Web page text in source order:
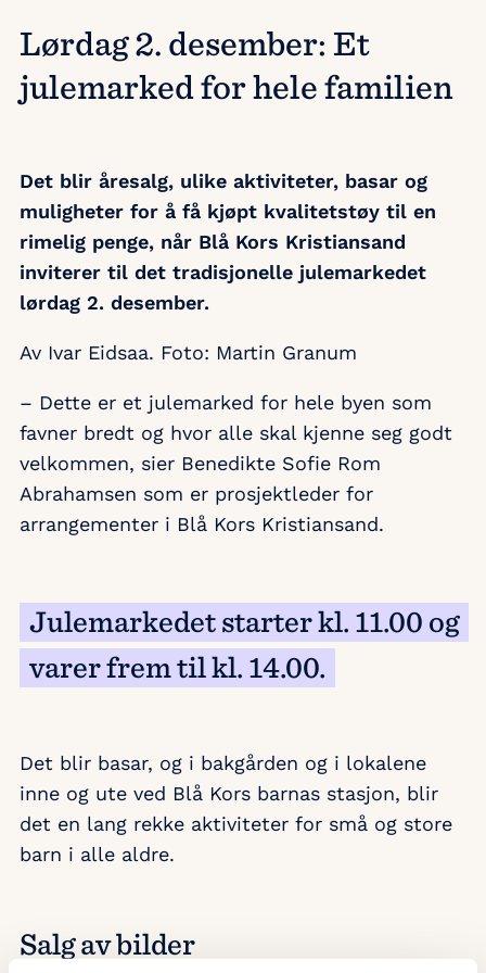
Lørdag 2. desember: Et
julemarked for hele familien
Det blir åresalg, ulike aktiviteter, basar og
muligheter for å få kjøpt kvalitetstøy til en
rimelig penge, når Blå Kors Kristiansand
inviterer til det tradisjonelle julemarkedet
lørdag 2. desember.
Av Ivar Eidsaa. Foto: Martin Granum
– Dette er et julemarked for hele byen som
favner bredt og hvor alle skal kjenne seg godt
velkommen, sier Benedikte Sofie Rom
Abrahamsen som er prosjektleder for
arrangementer i Blå Kors Kristiansand.
Julemarkedet starter kl. 11.00 og
varer frem til kl. 14.00.
Det blir basar, og i bakgården og i lokalene
inne og ute ved Blå Kors barnas stasjon, blir
det en lang rekke aktiviteter for små og store
barn i alle aldre.
Salg av bilder